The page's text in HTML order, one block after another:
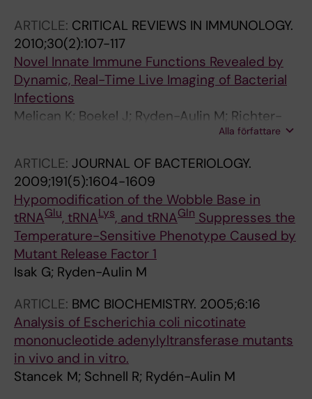
Comet L; Cervello GS; Sebastiani GD;
Squatrito D; Szucs G; Voskuyl A; van
Vollenhoven R
ARTICLE: CRITICAL REVIEWS IN IMMUNOLOGY.
2010;30(2):107-117
Novel Innate Immune Functions Revealed by
Dynamic, Real-Time Live Imaging of Bacterial
Infections
Melican K; Boekel J; Ryden-Aulin M; Richter-
Alla författare
ARTICLE: JOURNAL OF BACTERIOLOGY.
2009;191(5):1604-1609
Hypomodification of the Wobble Base in
tRNAGlu, tRNALys, and tRNAGln Suppresses the
Temperature-Sensitive Phenotype Caused by
Mutant Release Factor 1
Isak G; Ryden-Aulin M
ARTICLE: BMC BIOCHEMISTRY. 2005;6:16
Analysis of Escherichia coli nicotinate
mononucleotide adenylyltransferase mutants
in vivo and in vitro.
Stancek M; Schnell R; Rydén-Aulin M